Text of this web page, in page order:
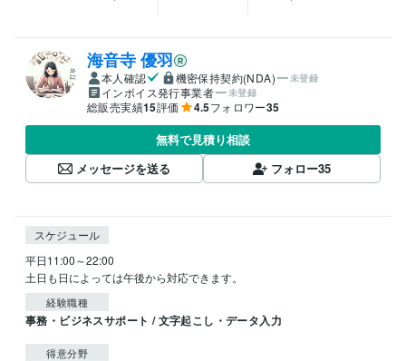
海音寺 優羽
本人確認 機密保持契約(NDA) 未登録
インボイス発行事業者 未登録
総販売実績15評価 4.5フォロワー35
無料で見積り相談
メッセージを送る
フォロー35
スケジュール
平日11:00～22:00
土日も日によっては午後から対応できます。
経験職種
事務・ビジネスサポート / 文字起こし・データ入力
得意分野